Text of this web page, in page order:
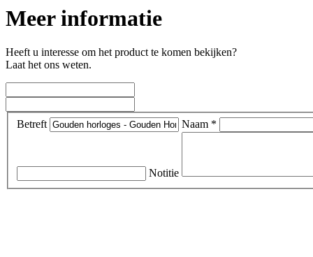
Meer informatie
Heeft u interesse om het product te komen bekijken?
Laat het ons weten.
Betreft Naam *
Notitie